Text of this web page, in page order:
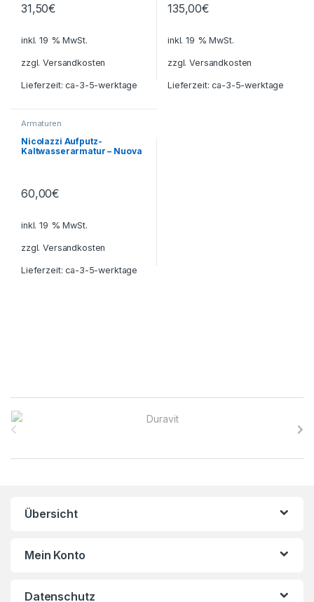
31,50€
inkl. 19 % MwSt.
zzgl.Versandkosten
Lieferzeit:ca-3-5-werktage
135,00€
inkl. 19 % MwSt.
zzgl.Versandkosten
Lieferzeit:ca-3-5-werktage
Armaturen
Nicolazzi Aufputz-
Kaltwasserarmatur – Nuova
60,00€
inkl. 19 % MwSt.
zzgl.Versandkosten
Lieferzeit:ca-3-5-werktage
Übersicht
Mein Konto
Datenschutz